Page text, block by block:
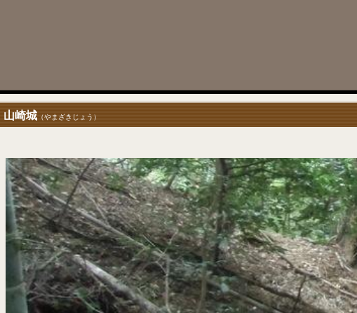
山崎城 （やまざきじょう）